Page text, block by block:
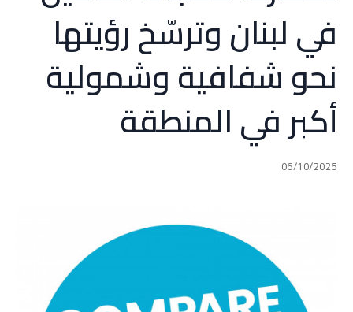
في لبنان وترسّخ رؤيتها
نحو شفافية وشمولية
أكبر في المنطقة
06/10/2025